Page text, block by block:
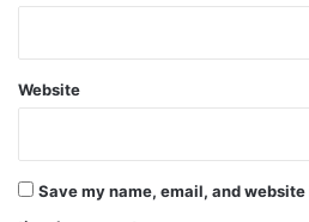
Website
Save my name, email, and